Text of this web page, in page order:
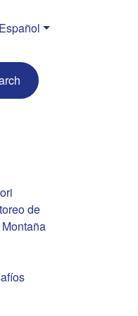
Español
de